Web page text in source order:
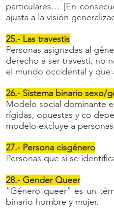
particulares… [En
ajusta a la visión
25.- Las travestis
Personas asignadas al
derecho a ser travesti, no
el mundo occidental y que
26.- Sistema binario sexo/
Modelo social dominante
rígidas, opuestas y co
modelo excluye a
27.- Persona cisgénero
Personas que si se
28.- Gender Queer
“Género queer” es un
binario hombre y mujer.